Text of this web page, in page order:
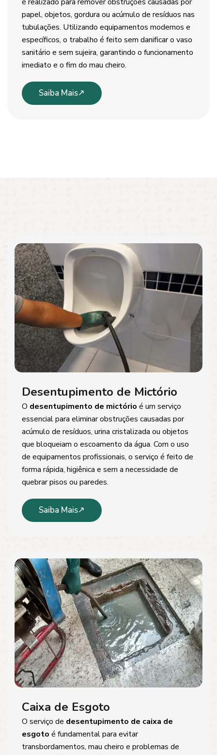
papel, objetos, gordura ou acúmulo de resíduos nas
tubulações. Utilizando equipamentos modernos e
específicos, o trabalho é feito sem danificar o vaso
sanitário e sem sujeira, garantindo o funcionamento
imediato e o fim do mau cheiro.
Saiba Mais
Desentupimento de Mictório
O desentupimento de mictório é um serviço
essencial para eliminar obstruções causadas por
acúmulo de resíduos, urina cristalizada ou objetos
que bloqueiam o escoamento da água. Com o uso
de equipamentos profissionais, o serviço é feito de
forma rápida, higiênica e sem a necessidade de
quebrar pisos ou paredes.
Saiba Mais
Caixa de Esgoto
O serviço de desentupimento de caixa de
esgoto é fundamental para evitar
transbordamentos, mau cheiro e problemas de